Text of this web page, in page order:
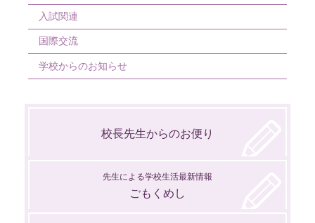
1月
2月
2月
4月
3月
2月
3月
2月
6月
5月
4月
7月
6月
5月
入試関連
国際交流
学校からのお知らせ
校長先生からのお便り
先生による学校生活最新情報
ごもくめし